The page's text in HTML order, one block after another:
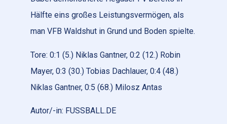
Hälfte eins großes Leistungsvermögen, als
man VFB Waldshut in Grund und Boden spielte.
Tore: 0:1 (5.) Niklas Gantner, 0:2 (12.) Robin
Mayer, 0:3 (30.) Tobias Dachlauer, 0:4 (48.)
Niklas Gantner, 0:5 (68.) Milosz Antas
Autor/-in: FUSSBALL.DE